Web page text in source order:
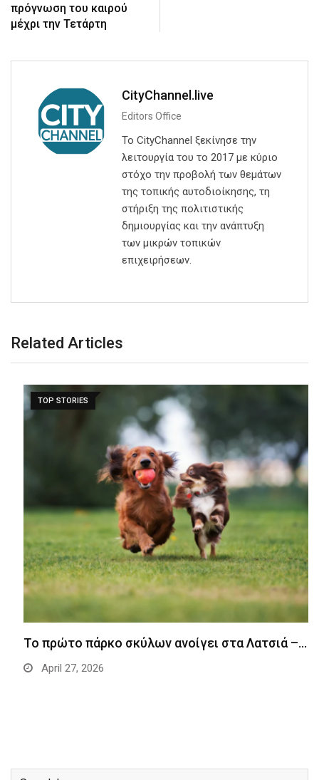
πρόγνωση του καιρού
μέχρι την Τετάρτη
CityChannel.live
Editors Office
Το CityChannel ξεκίνησε την
λειτουργία του το 2017 με κύριο
στόχο την προβολή των θεμάτων
της τοπικής αυτοδιοίκησης, τη
στήριξη της πολιτιστικής
δημιουργίας και την ανάπτυξη
των μικρών τοπικών
επιχειρήσεων.
Related Articles
TOP STORIES
Το πρώτο πάρκο σκύλων ανοίγει στα Λατσιά –…
April 27, 2026